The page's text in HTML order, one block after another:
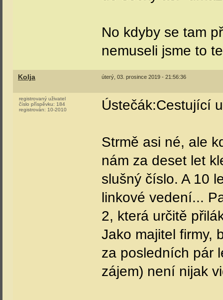
No kdyby se tam
nemuseli jsme to
Kolja úterý, 03. prosince 2019 - 21:56:36
registrovaný uživatel
číslo příspěvku: 184
registrován: 10-2010 Ústečák:Cestující
Strmě asi né, ale
nám za deset let
slušný číslo. A 10
linkové vedení...
2, která určitě
Jako majitel firmy,
za posledních pár
zájem) není nijak